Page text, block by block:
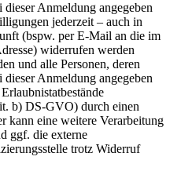
Anmeldung angegeben
jederzeit – auch in
(bspw. per E-Mail an die im
widerrufen werden
und alle Personen, deren
Anmeldung angegeben
b) DS-GVO) durch einen
kann eine weitere Verarbeitung
ggf. die externe
trotz Widerruf